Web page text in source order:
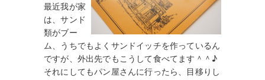
最近我が家
は、サンド
類がブー
ム、うちでもよくサンドイッチを作っているん
ですが、外出先でもこうして食べてます＾＾♪
それにしてもパン屋さんに行ったら、目移りし